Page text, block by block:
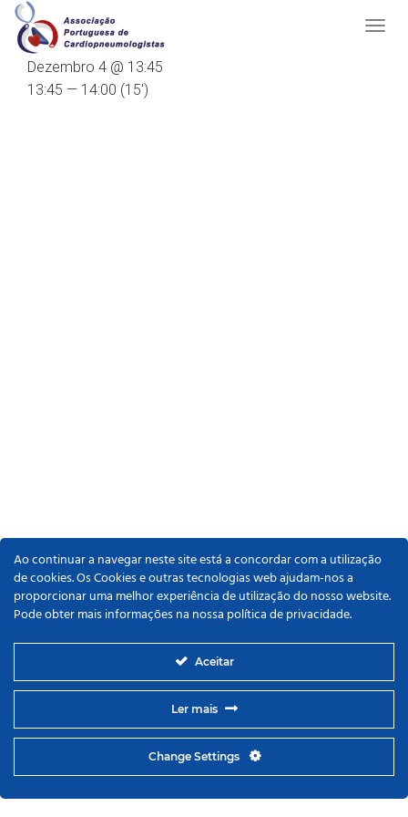
Dezembro 4 @ 13:45
13:45 — 14:00 (15′)
Ao continuar a navegar neste site está a concordar com a utilização
de cookies. Os Cookies e outras tecnologias web ajudam-nos a
proporcionar uma melhor experiência de utilização do nosso website.
Pode obter mais informações na nossa política de privacidade.
Aceitar
Ler mais
Change Settings